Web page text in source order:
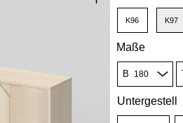
K96 K97
Maße
B
Untergestell